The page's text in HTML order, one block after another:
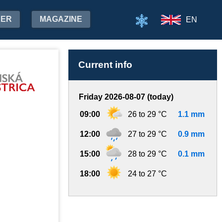
MAGAZINE EN
Current info
Friday 2026-08-07 (today)
09:00 26 to 29 °C 1.1 mm
12:00 27 to 29 °C 0.9 mm
15:00 28 to 29 °C 0.1 mm
18:00 24 to 27 °C